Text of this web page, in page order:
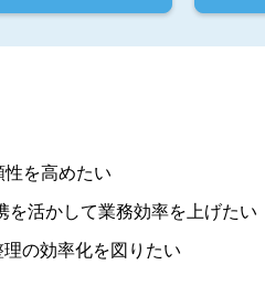
を高めたい
を活かして業務効率を上げたい
の効率化を図りたい